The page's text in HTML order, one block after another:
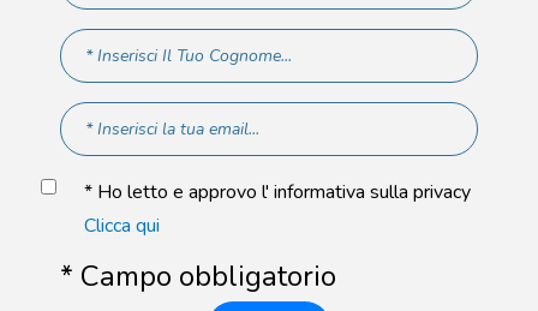
* Ho letto e approvo l' informativa sulla privacy
Clicca qui
* Campo obbligatorio